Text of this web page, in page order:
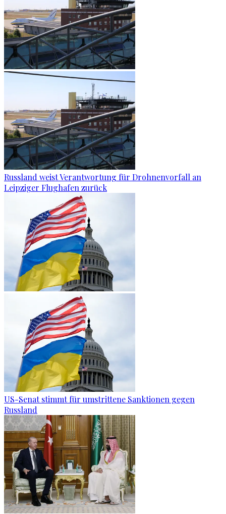
Russland weist Verantwortung für Drohnenvorfall an
Leipziger Flughafen zurück
US-Senat stimmt für umstrittene Sanktionen gegen
Russland